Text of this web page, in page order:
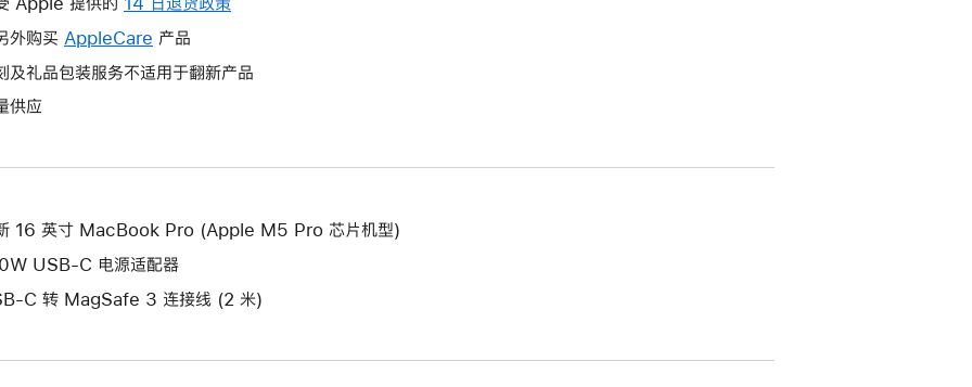
打 将
新
窗
外购买 AppleCare 此
操
开
的
窗
产品
及礼品包装服务不适用于翻新产品
供应
16 英寸 MacBook Pro (Apple M5 Pro 芯片机型)
USB-C 电源适配器
C 转 MagSafe 3 连接线 (2 米)